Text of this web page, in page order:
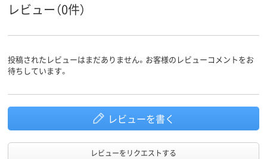
レビュー（0件）
投稿されたレビューはまだありません。お客様のレビューコメントをお
待ちしています。
レビューを書く
レビューをリクエストする